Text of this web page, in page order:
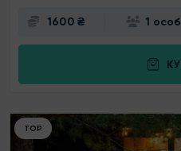
1600 ₴ 1
ТОР